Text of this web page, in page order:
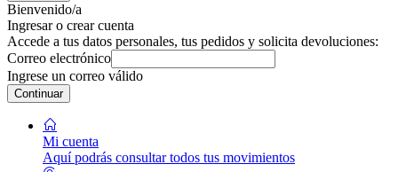
Bienvenido/a
Ingresar o crear cuenta
Accede a tus datos personales, tus pedidos y solicita devoluciones:
Correo electrónico
Ingrese un correo válido
Continuar
Mi cuenta
Aquí podrás consultar todos tus movimientos